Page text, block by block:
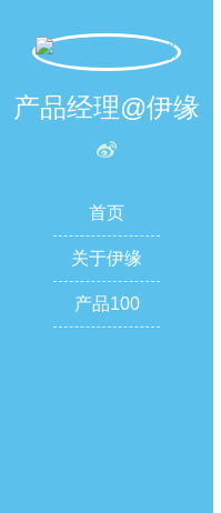
产品经理@伊缘
首页
关于伊缘
产品100